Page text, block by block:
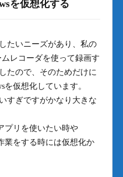
を仮想化する
たいニーズがあり、私の
レコーダを使って録画す
たので、そのためだけに
を仮想化しています。
すぎですがかなり大きな
プリを使いたい時や
業をする時には仮想化か